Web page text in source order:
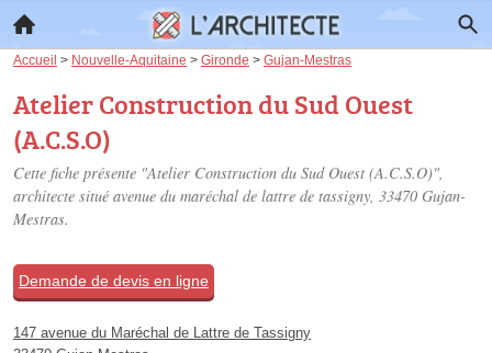
Accueil > Nouvelle-Aquitaine > Gironde > Gujan-Mestras
Atelier Construction du Sud Ouest
(A.C.S.O)
Cette fiche présente "Atelier Construction du Sud Ouest (A.C.S.O)",
architecte situé avenue du maréchal de lattre de tassigny, 33470 Gujan-
Mestras.
Demande de devis en ligne
147 avenue du Maréchal de Lattre de Tassigny